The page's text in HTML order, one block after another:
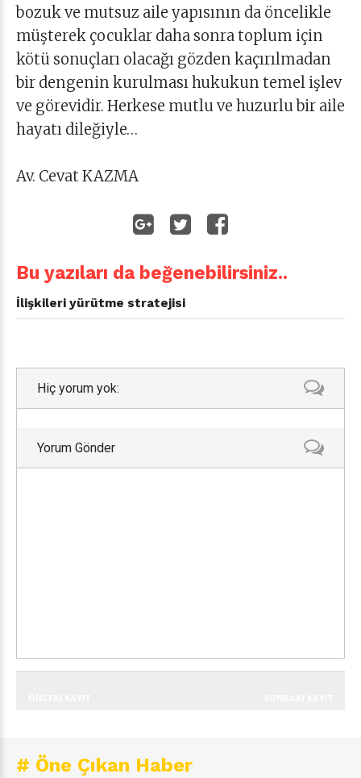
bozuk ve mutsuz aile yapısının da öncelikle
müşterek çocuklar daha sonra toplum için
kötü sonuçları olacağı gözden kaçırılmadan
bir dengenin kurulması hukukun temel işlev
ve görevidir. Herkese mutlu ve huzurlu bir aile
hayatı dileğiyle…
Av. Cevat KAZMA
Bu yazıları da beğenebilirsiniz..
İlişkileri yürütme stratejisi
Hiç yorum yok:
Yorum Gönder
# Öne Çıkan Haber